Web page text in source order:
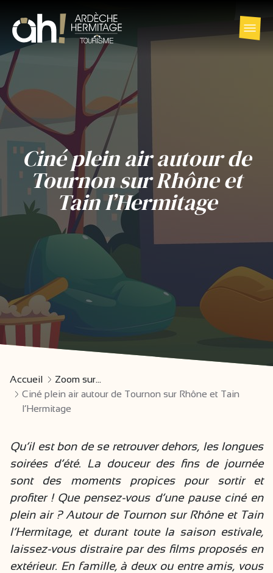
Ciné plein air autour de
Tournon sur Rhône et
Tain l’Hermitage
Accueil
Zoom sur...
Ciné plein air autour de Tournon sur Rhône et Tain
l’Hermitage
Qu’il est bon de se retrouver dehors, les longues
soirées d’été. La douceur des fins de journée
sont des moments propices pour sortir et
profiter ! Que pensez-vous d’une pause ciné en
plein air ? Autour de Tournon sur Rhône et Tain
l’Hermitage, et durant toute la saison estivale,
laissez-vous distraire par des films proposés en
extérieur. En famille, à deux ou entre amis, vous